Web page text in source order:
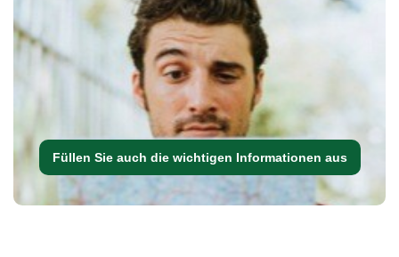
Füllen Sie auch die wichtigen Informationen aus